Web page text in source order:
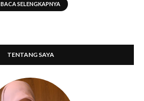
BACA SELENGKAPNYA
TENTANG SAYA